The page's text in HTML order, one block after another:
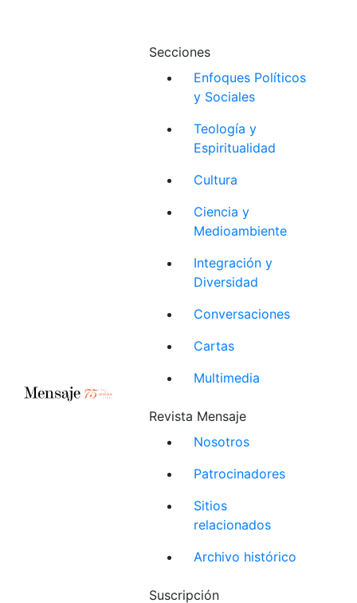
Secciones
Enfoques Políticos
y Sociales
Teología y
Espiritualidad
Cultura
Ciencia y
Medioambiente
Integración y
Diversidad
Conversaciones
Cartas
Multimedia
Revista Mensaje
Nosotros
Patrocinadores
Sitios
relacionados
Archivo histórico
Suscripción